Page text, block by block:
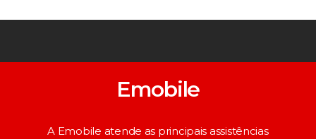
Emobile
A Emobile atende as principais assistências